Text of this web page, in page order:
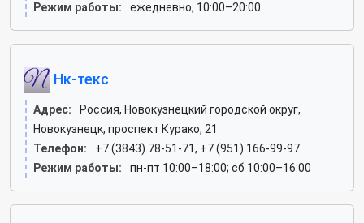
Режим работы:
ежедневно, 10:00–20:00
Нк-текс
Адрес:
Россия, Новокузнецкий городской округ,
Новокузнецк, проспект Курако, 21
Телефон:
+7 (3843) 78-51-71, +7 (951) 166-99-97
Режим работы:
пн-пт 10:00–18:00; сб 10:00–16:00